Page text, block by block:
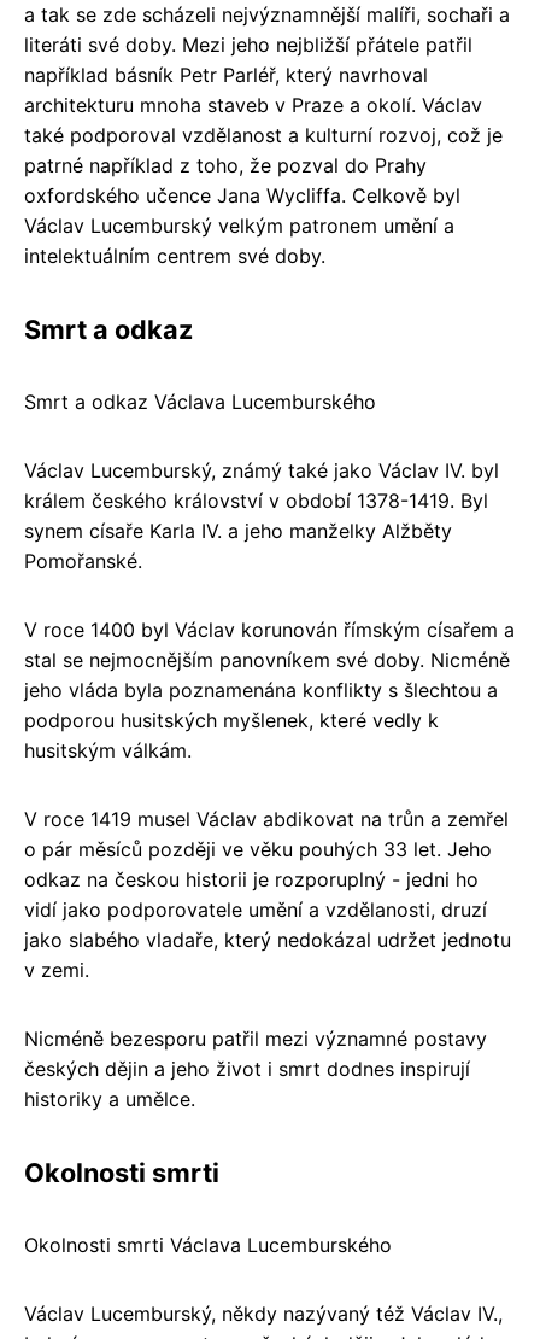
a tak se zde scházeli nejvýznamnější malíři, sochaři a
literáti své doby. Mezi jeho nejbližší přátele patřil
například básník Petr Parléř, který navrhoval
architekturu mnoha staveb v Praze a okolí. Václav
také podporoval vzdělanost a kulturní rozvoj, což je
patrné například z toho, že pozval do Prahy
oxfordského učence Jana Wycliffa. Celkově byl
Václav Lucemburský velkým patronem umění a
intelektuálním centrem své doby.
Smrt a odkaz
Smrt a odkaz Václava Lucemburského
Václav Lucemburský, známý také jako Václav IV. byl
králem českého království v období 1378-1419. Byl
synem císaře Karla IV. a jeho manželky Alžběty
Pomořanské.
V roce 1400 byl Václav korunován římským císařem a
stal se nejmocnějším panovníkem své doby. Nicméně
jeho vláda byla poznamenána konflikty s šlechtou a
podporou husitských myšlenek, které vedly k
husitským válkám.
V roce 1419 musel Václav abdikovat na trůn a zemřel
o pár měsíců později ve věku pouhých 33 let. Jeho
odkaz na českou historii je rozporuplný - jedni ho
vidí jako podporovatele umění a vzdělanosti, druzí
jako slabého vladaře, který nedokázal udržet jednotu
v zemi.
Nicméně bezesporu patřil mezi významné postavy
českých dějin a jeho život i smrt dodnes inspirují
historiky a umělce.
Okolnosti smrti
Okolnosti smrti Václava Lucemburského
Václav Lucemburský, někdy nazývaný též Václav IV.,